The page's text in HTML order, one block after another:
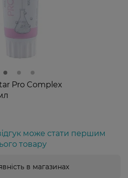
Pro Complex
може стати першим
товару
в магазинах